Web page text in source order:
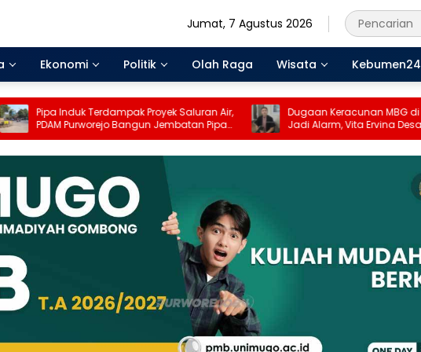
Jumat, 7 Agustus 2026
Ekonomi Politik Olah Raga Wisata Kebumen24
Proyek Saluran Air,
Bangun Jembatan Pipa
Pasar Suronegaran
Dugaan Keracunan MBG di Magelang
Jadi Alarm, Vita Ervina Desak Investigasi
Menyeluruh dan Pengawasan Diperketat